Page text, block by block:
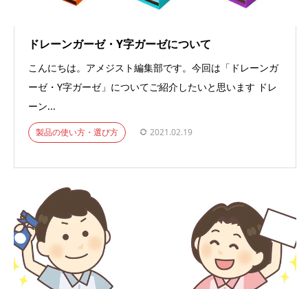
ドレーンガーゼ・Y字ガーゼについて
こんにちは。アメジスト編集部です。今回は「ドレーンガ
ーゼ・Y字ガーゼ」についてご紹介したいと思います ドレ
ーン...
製品の使い方・選び方 2021.02.19